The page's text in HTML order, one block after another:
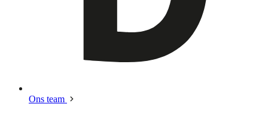
Ons team